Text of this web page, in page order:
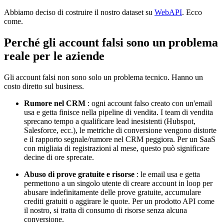
Abbiamo deciso di costruire il nostro dataset su WebAPI. Ecco
come.
Perché gli account falsi sono un problema
reale per le aziende
Gli account falsi non sono solo un problema tecnico. Hanno un
costo diretto sul business.
Rumore nel CRM : ogni account falso creato con un'email
usa e getta finisce nella pipeline di vendita. I team di vendita
sprecano tempo a qualificare lead inesistenti (Hubspot,
Salesforce, ecc.), le metriche di conversione vengono distorte
e il rapporto segnale/rumore nel CRM peggiora. Per un SaaS
con migliaia di registrazioni al mese, questo può significare
decine di ore sprecate.
Abuso di prove gratuite e risorse : le email usa e getta
permettono a un singolo utente di creare account in loop per
abusare indefinitamente delle prove gratuite, accumulare
crediti gratuiti o aggirare le quote. Per un prodotto API come
il nostro, si tratta di consumo di risorse senza alcuna
conversione.